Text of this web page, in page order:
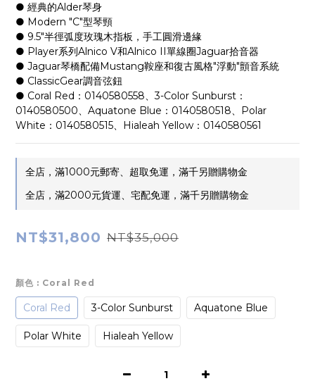
● 經典的Alder琴身
● Modern "C"型琴頸
● 9.5"半徑弧度玫瑰木指板，手工圓滑邊緣
● Player系列Alnico V和Alnico II單線圈Jaguar拾音器
● Jaguar琴橋配備Mustang鞍座和復古風格"浮動"顫音系統
● ClassicGear調音弦鈕
● Coral Red：0140580558、3-Color Sunburst：
0140580500、Aquatone Blue：0140580518、Polar
White：0140580515、Hialeah Yellow：0140580561
全店，滿1000元郵寄、超取免運，滿千另贈購物金
全店，滿2000元貨運、宅配免運，滿千另贈購物金
NT$31,800 NT$35,000
顏色 : Coral Red
Coral Red 3-Color Sunburst Aquatone Blue
Polar White Hialeah Yellow